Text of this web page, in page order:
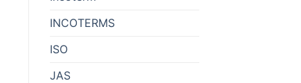
INCOTERMS
ISO
JAS